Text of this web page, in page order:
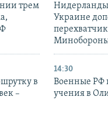
трем
Нидерланды
Украине
в
–
14:30
Военные РФ
учения в